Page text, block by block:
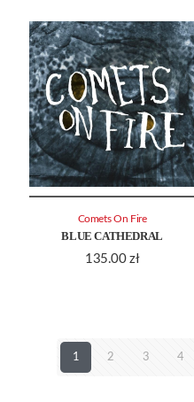
BLUE CATHEDRAL
135.00 zł
Comets On Fire
1 2 3 4